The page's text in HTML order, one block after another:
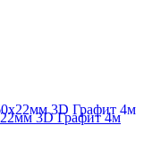
3D Графит 4м